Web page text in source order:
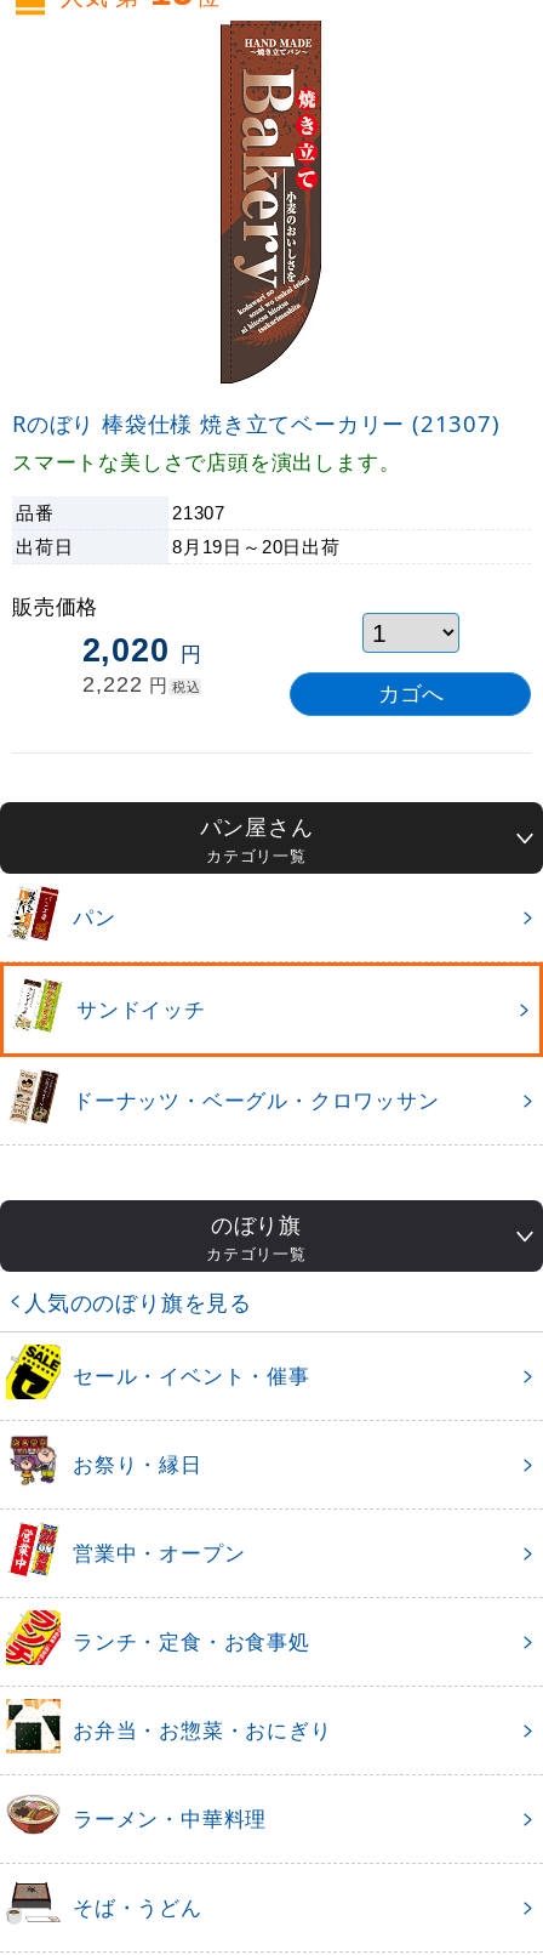
Rのぼり 棒袋仕様 焼き立てベーカリー (21307)
スマートな美しさで店頭を演出します。
品番 21307
出荷日 8月19日～20日 出荷
販売価格
2,020 円
2,222 円 税込
パン屋さん
カテゴリ一覧
パン
サンドイッチ
ドーナッツ・ベーグル・クロワッサン
のぼり旗
カテゴリ一覧
人気ののぼり旗を見る
セール・イベント・催事
お祭り・縁日
営業中・オープン
ランチ・定食・お食事処
お弁当・お惣菜・おにぎり
ラーメン・中華料理
そば・うどん